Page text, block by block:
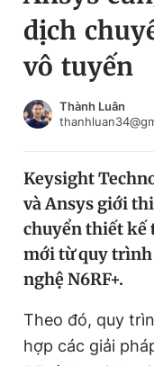
Chuyên mục khác
Chào ngày mới
Tin thị trường
Video
Sản phẩm khác
Tiện ích
Thông tin tòa
Tin đã lưu
Tin đã xem
Đăng xuất
dịch
vô tuyến
Thành Luân
Keysight
và Ansys giới
chuyển thiết kế
mới từ quy trình
nghệ N6RF+.
Theo đó, quy
hợp các giải